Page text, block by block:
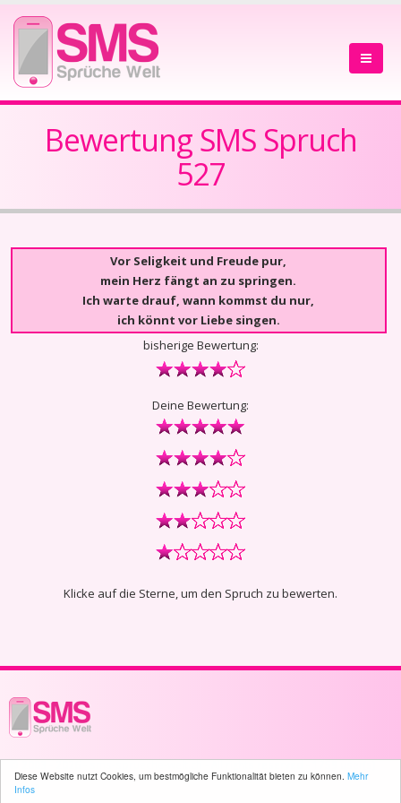
Diese Website nutzt Cookies, um bestmögliche Funktionalität bieten zu können. Mehr
Infos
Bewertung SMS Spruch
527
Vor Seligkeit und Freude pur,
mein Herz fängt an zu springen.
Ich warte drauf, wann kommst du nur,
ich könnt vor Liebe singen.
bisherige Bewertung:
Deine Bewertung:
Klicke auf die Sterne, um den Spruch zu bewerten.
© 2003 - 2026 -sms-sprueche-welt.ch- All rights reserved -1759 user(s)
online